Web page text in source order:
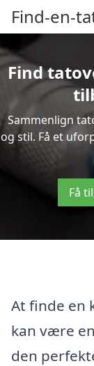
Find-en-
Find
Sammenlign
og stil. Få et
Få
At finde en
kan være
den